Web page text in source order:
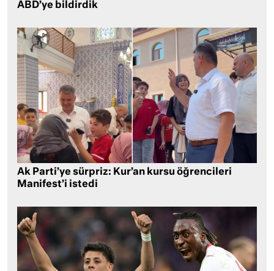
ABD’ye bildirdik
Ak Parti’ye sürpriz: Kur’an kursu öğrencileri
Manifest’i istedi